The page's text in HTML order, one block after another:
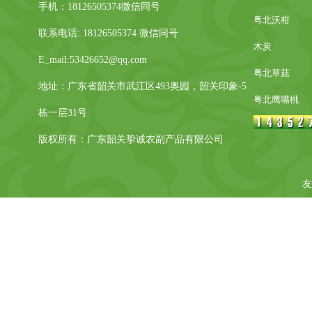
手机：18126505374微信同号
联系电话: 18126505374 微信同号
E_mail:53426652@qq.com
地址：广东省韶关市武江区493奥园，韶关印象-5
栋一层31号
版权所有：广东韶关挚诚农副产品有限公司
粤北沃柑
木炭
粤北草菇
粤北鹰嘴桃